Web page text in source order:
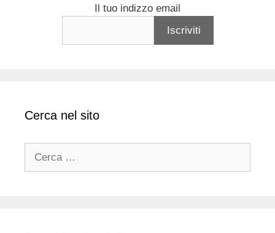
Il tuo indizzo email
Cerca nel sito